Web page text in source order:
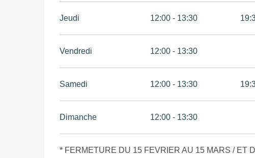
Jeudi 12:00 - 13:30
Vendredi 12:00 - 13:30
Samedi 12:00 - 13:30
Dimanche 12:00 - 13:30
* FERMETURE DU 15 FEVRIER AU 15 MARS / ET